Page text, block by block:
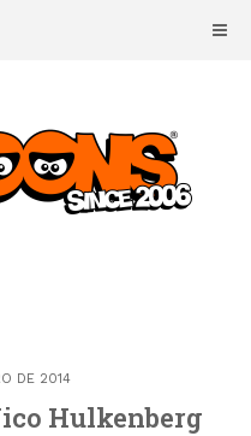
DE 2014
Hulkenberg